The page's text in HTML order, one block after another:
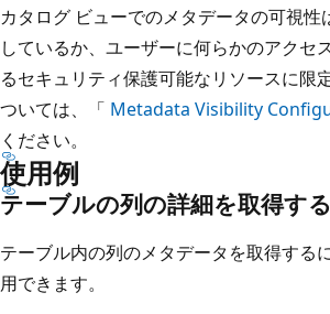
カタログ ビューでのメタデータの可視性
しているか、ユーザーに何らかのアクセ
るセキュリティ保護可能なリソースに限
ついては、「 Metadata Visibility
ください。
使用例
テーブルの列の詳細を取得する
テーブル内の列のメタデータを取得する
用できます。